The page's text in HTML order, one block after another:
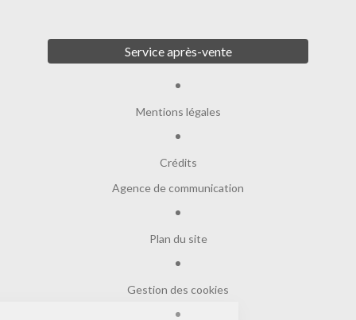
Service après-vente
Mentions légales
Crédits
Agence de communication
Plan du site
Gestion des cookies